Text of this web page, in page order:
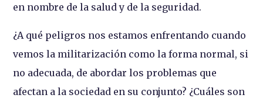
en nombre de la salud y de la seguridad.
¿A qué peligros nos estamos enfrentando cuando
vemos la militarización como la forma normal, si
no adecuada, de abordar los problemas que
afectan a la sociedad en su conjunto? ¿Cuáles son